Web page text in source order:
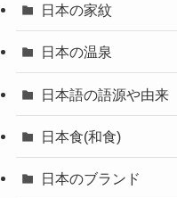
日本の家紋
日本の温泉
日本語の語源や由来
日本食(和食)
日本のブランド